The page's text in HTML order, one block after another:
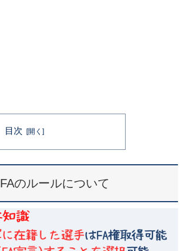
目次
FAのルールについて